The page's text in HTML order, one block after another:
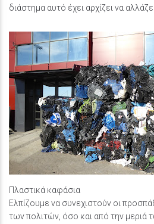
διάστημα αυτό έχει αρχίζει να
Πλαστικά καφάσια
Ελπίζουμε να συνεχιστούν οι
των πολιτών, όσο και από την μεριά